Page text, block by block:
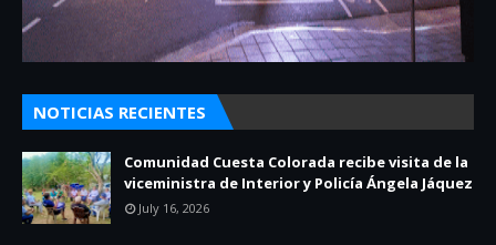
NOTICIAS RECIENTES
Comunidad Cuesta Colorada recibe visita de la
viceministra de Interior y Policía Ángela Jáquez
July 16, 2026